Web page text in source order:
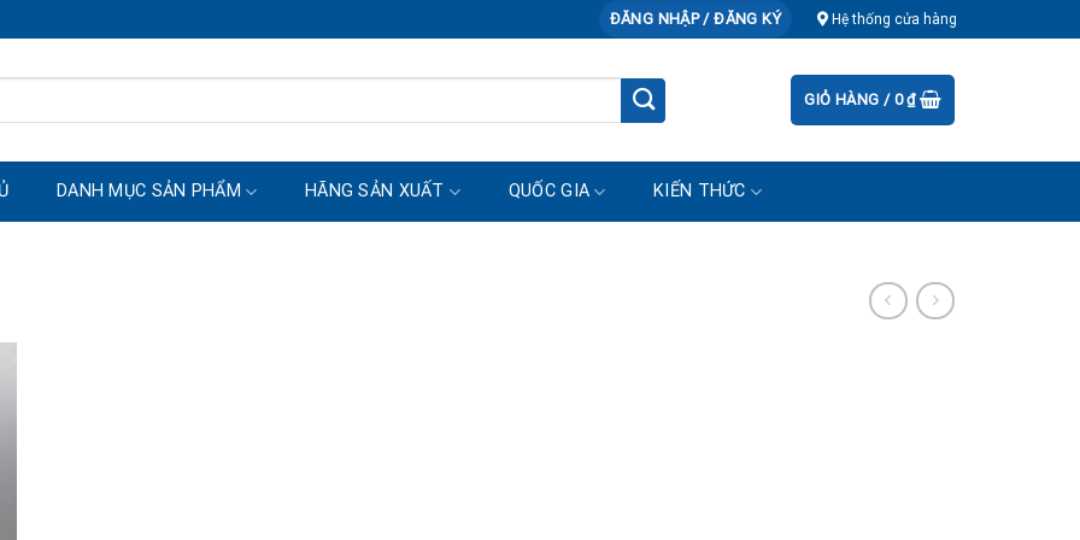
ĐĂNG NHẬP / ĐĂNG KÝ Hệ thống cửa hàng
GIỎ HÀNG / 0₫
DANH MỤC SẢN PHẨM HÃNG SẢN XUẤT QUỐC GIA KIẾN THỨC